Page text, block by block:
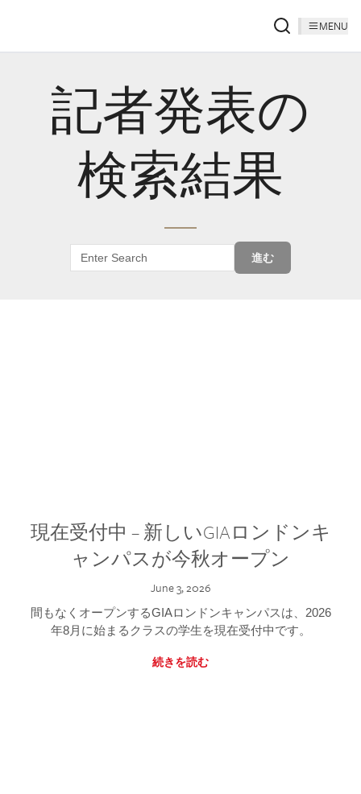
MENU
記者発表の
検索結果
進む
現在受付中 – 新しいGIAロンドンキ
ャンパスが今秋オープン
June 3, 2026
間もなくオープンするGIAロンドンキャンパスは、2026
年8月に始まるクラスの学生を現在受付中です。
続きを読む